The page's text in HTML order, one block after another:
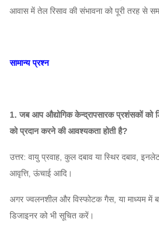
आवास में तेल रिसाव की संभावना को पूरी तरह से
सामान्य प्रश्न
1. जब आप औद्योगिक केन्द्रापसारक प्रशंसकों को
को प्रदान करने की आवश्यकता होती है?
उत्तर: वायु प्रवाह, कुल दबाव या स्थिर दबाव,
आवृत्ति, ऊंचाई आदि।
अगर ज्वलनशील और विस्फोटक गैस, या माध्यम में
डिजाइनर को भी सूचित करें।